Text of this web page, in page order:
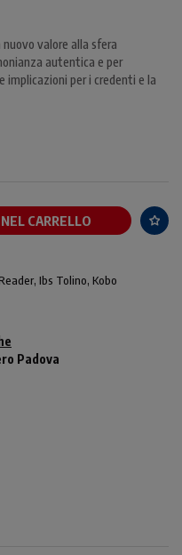
valore alla sfera
autentica e per
implicazioni per i credenti e la
CARRELLO
Ibs Tolino, Kobo
Padova